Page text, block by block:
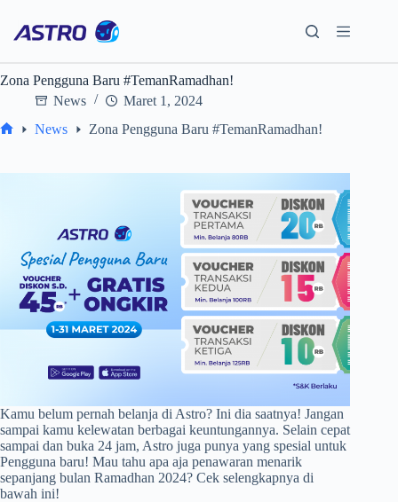
content
Zona Pengguna Baru #TemanRamadhan!
News
Maret 1, 2024
News Zona Pengguna Baru #TemanRamadhan!
Kamu belum pernah belanja di Astro? Ini dia saatnya! Jangan
sampai kamu kelewatan berbagai keuntungannya. Selain cepat
sampai dan buka 24 jam, Astro juga punya yang spesial untuk
Pengguna baru! Mau tahu apa aja penawaran menarik
sepanjang bulan Ramadhan 2024? Cek selengkapnya di
bawah ini!